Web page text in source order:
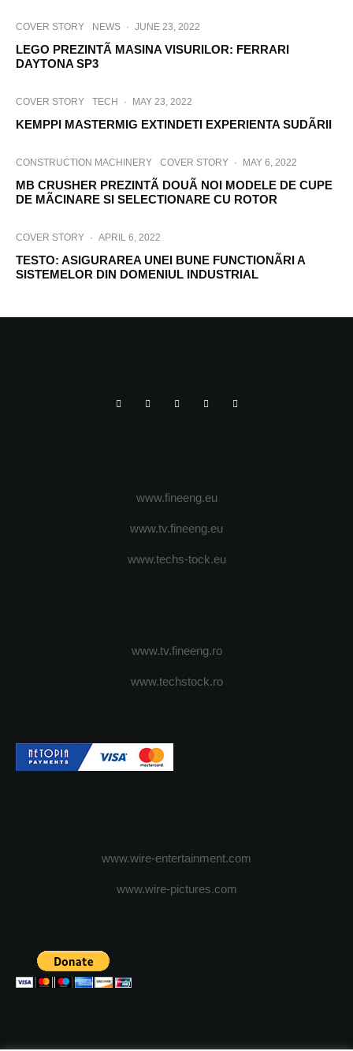
COVER STORY NEWS · JUNE 23, 2022
LEGO PREZINTÃ MASINA VISURILOR: FERRARI
DAYTONA SP3
COVER STORY TECH · MAY 23, 2022
KEMPPI MASTERMIG EXTINDETI EXPERIENTA SUDÃRII
CONSTRUCTION MACHINERY COVER STORY · MAY 6, 2022
MB CRUSHER PREZINTÃ DOUÃ NOI MODELE DE CUPE
DE MÃCINARE SI SELECTIONARE CU ROTOR
COVER STORY · APRIL 6, 2022
TESTO: ASIGURAREA UNEI BUNE FUNCTIONÃRI A
SISTEMELOR DIN DOMENIUL INDUSTRIAL
www.fineeng.eu
www.tv.fineeng.eu
www.techs-tock.eu
www.tv.fineeng.ro
www.techstock.ro
www.wire-entertainment.com
www.wire-pictures.com